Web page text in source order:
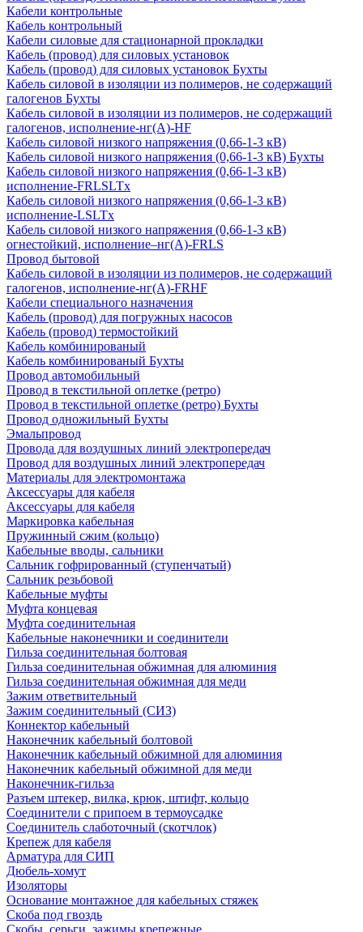
Кабели контрольные
Кабель контрольный
Кабели силовые для стационарной прокладки
Кабель (провод) для силовых установок
Кабель (провод) для силовых установок Бухты
Кабель силовой в изоляции из полимеров, не содержащий
галогенов Бухты
Кабель силовой в изоляции из полимеров, не содержащий
галогенов, исполнение-нг(А)-HF
Кабель силовой низкого напряжения (0,66-1-3 кВ)
Кабель силовой низкого напряжения (0,66-1-3 кВ) Бухты
Кабель силовой низкого напряжения (0,66-1-3 кВ)
исполнение-FRLSLTx
Кабель силовой низкого напряжения (0,66-1-3 кВ)
исполнение-LSLTx
Кабель силовой низкого напряжения (0,66-1-3 кВ)
огнестойкий, исполнение–нг(А)-FRLS
Провод бытовой
Кабель силовой в изоляции из полимеров, не содержащий
галогенов, исполнение-нг(А)-FRHF
Кабели специального назначения
Кабель (провод) для погружных насосов
Кабель (провод) термостойкий
Кабель комбинированый
Кабель комбинированый Бухты
Провод автомобильный
Провод в текстильной оплетке (ретро)
Провод в текстильной оплетке (ретро) Бухты
Провод одножильный Бухты
Эмальпровод
Провода для воздушных линий электропередач
Провод для воздушных линий электропередач
Материалы для электромонтажа
Аксессуары для кабеля
Аксессуары для кабеля
Маркировка кабельная
Пружинный сжим (кольцо)
Кабельные вводы, сальники
Сальник гофрированный (ступенчатый)
Сальник резьбовой
Кабельные муфты
Муфта концевая
Муфта соединительная
Кабельные наконечники и соединители
Гильза соединительная болтовая
Гильза соединительная обжимная для алюминия
Гильза соединительная обжимная для меди
Зажим ответвительный
Зажим соединительный (СИЗ)
Коннектор кабельный
Наконечник кабельный болтовой
Наконечник кабельный обжимной для алюминия
Наконечник кабельный обжимной для меди
Наконечник-гильза
Разъем штекер, вилка, крюк, штифт, кольцо
Соединители с припоем в термоусадке
Соединитель слаботочный (скотчлок)
Крепеж для кабеля
Арматура для СИП
Дюбель-хомут
Изоляторы
Основание монтажное для кабельных стяжек
Скоба под гвоздь
Скобы, серьги, зажимы крепежные